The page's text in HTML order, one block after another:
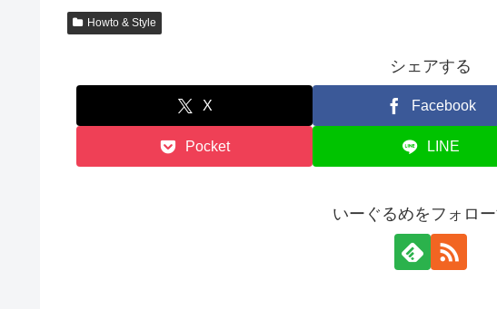
Howto & Style
シェアする
X Facebook
Pocket LINE
いーぐるめをフォロ